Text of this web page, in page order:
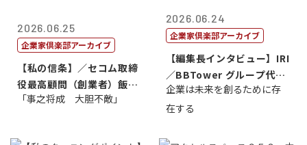
2026.06.25
企業家倶楽部アーカイブ
【私の信条】／セコム取締
役最高顧問（創業者）飯田
亮
「事之将成 大胆不敵」
2026.06.24
企業家倶楽部アーカイブ
【編集長インタビュー】IRI
／BBTower グループ代表
藤...
企業は未来を創るために存
在する